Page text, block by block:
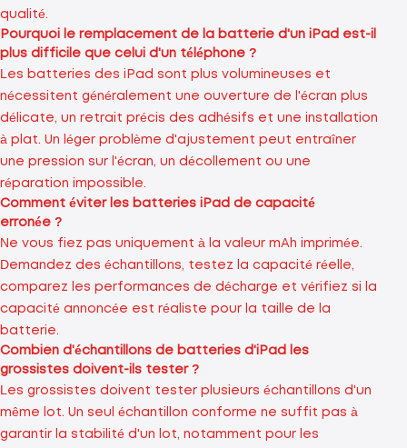
qualité.
Pourquoi le remplacement de la batterie d'un iPad est-il
plus difficile que celui d'un téléphone ?
Les batteries des iPad sont plus volumineuses et
nécessitent généralement une ouverture de l'écran plus
délicate, un retrait précis des adhésifs et une installation
à plat. Un léger problème d'ajustement peut entraîner
une pression sur l'écran, un décollement ou une
réparation impossible.
Comment éviter les batteries iPad de capacité
erronée ?
Ne vous fiez pas uniquement à la valeur mAh imprimée.
Demandez des échantillons, testez la capacité réelle,
comparez les performances de décharge et vérifiez si la
capacité annoncée est réaliste pour la taille de la
batterie.
Combien d'échantillons de batteries d'iPad les
grossistes doivent-ils tester ?
Les grossistes doivent tester plusieurs échantillons d'un
même lot. Un seul échantillon conforme ne suffit pas à
garantir la stabilité d'un lot, notamment pour les